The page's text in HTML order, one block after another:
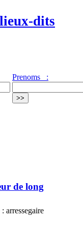
dits
Prenoms :
de long
arressegaire